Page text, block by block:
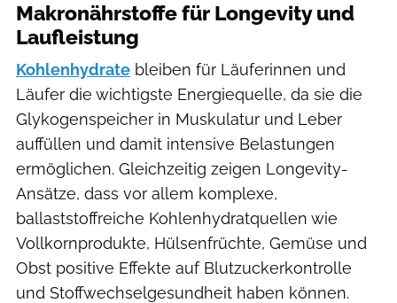
Makronährstoffe für Longevity und
Laufleistung
Kohlenhydrate bleiben für Läuferinnen und
Läufer die wichtigste Energiequelle, da sie die
Glykogenspeicher in Muskulatur und Leber
auffüllen und damit intensive Belastungen
ermöglichen. Gleichzeitig zeigen Longevity-
Ansätze, dass vor allem komplexe,
ballaststoffreiche Kohlenhydratquellen wie
Vollkornprodukte, Hülsenfrüchte, Gemüse und
Obst positive Effekte auf Blutzuckerkontrolle
und Stoffwechselgesundheit haben können.